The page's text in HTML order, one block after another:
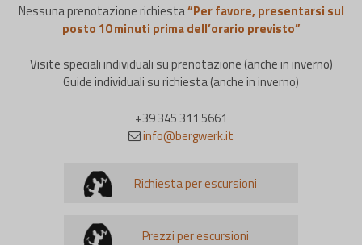
Nessuna prenotazione richiesta“Per favore, presentarsi sul
posto 10 minuti prima dell’orario previsto”
Visite speciali individuali su prenotazione (anche in inverno)
Guide individuali su richiesta (anche in inverno)
+39 345 311 5661
info@bergwerk.it
Richiesta per escursioni
Prezzi per escursioni